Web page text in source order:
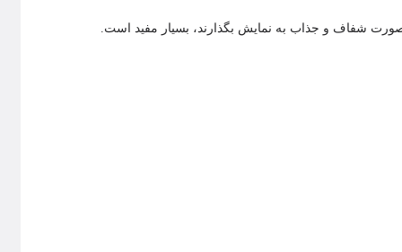
شفاف و جذاب به نمایش بگذارند، بسیار مفید است.